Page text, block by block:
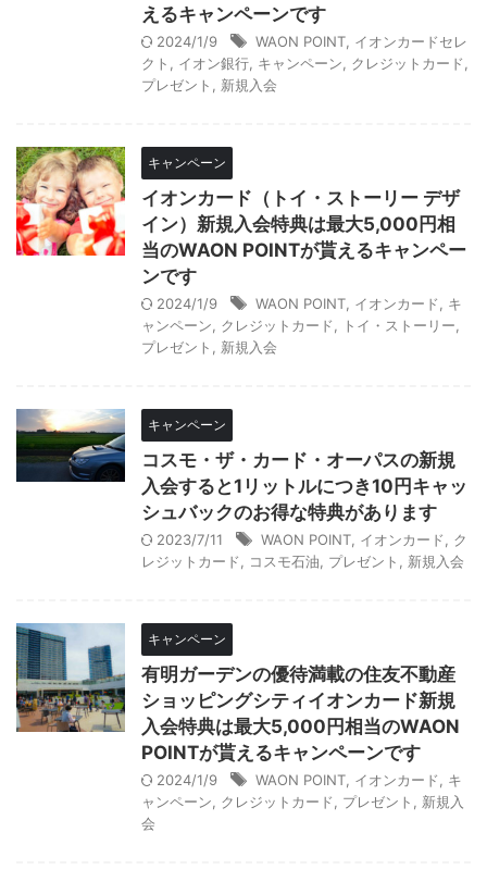
えるキャンペーンです
2024/1/9 WAON POINT イオンカードセレ
クト
イオン銀行 キャンペーン クレジットカード
プレゼント
新規入会
キャンペーン
イオンカード（トイ・ストーリー デザ
イン）新規入会特典は最大5,000円相
当のWAON POINTが貰えるキャンペー
ンです
2024/1/9 WAON POINT イオンカード
キ
ャンペーン
クレジットカード トイ・ストーリー
プレゼント
新規入会
キャンペーン
コスモ・ザ・カード・オーパスの新規
入会すると1リットルにつき10円キャッ
シュバックのお得な特典があります
2023/7/11 WAON POINT イオンカード
ク
レジットカード
コスモ石油 プレゼント 新規入会
キャンペーン
有明ガーデンの優待満載の住友不動産
ショッピングシティイオンカード新規
入会特典は最大5,000円相当のWAON
POINTが貰えるキャンペーンです
2024/1/9 WAON POINT イオンカード
キ
ャンペーン
クレジットカード プレゼント
新規入
会